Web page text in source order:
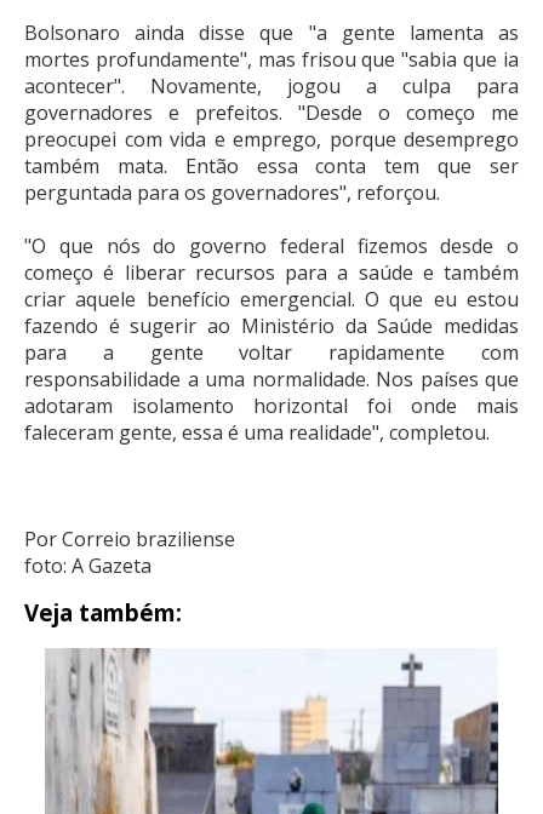
Bolsonaro ainda disse que "a gente lamenta as
mortes profundamente", mas frisou que "sabia que ia
acontecer". Novamente, jogou a culpa para
governadores e prefeitos. "Desde o começo me
preocupei com vida e emprego, porque desemprego
também mata. Então essa conta tem que ser
perguntada para os governadores", reforçou.
"O que nós do governo federal fizemos desde o
começo é liberar recursos para a saúde e também
criar aquele benefício emergencial. O que eu estou
fazendo é sugerir ao Ministério da Saúde medidas
para a gente voltar rapidamente com
responsabilidade a uma normalidade. Nos países que
adotaram isolamento horizontal foi onde mais
faleceram gente, essa é uma realidade", completou.
Por Correio braziliense
foto: A Gazeta
Veja também: